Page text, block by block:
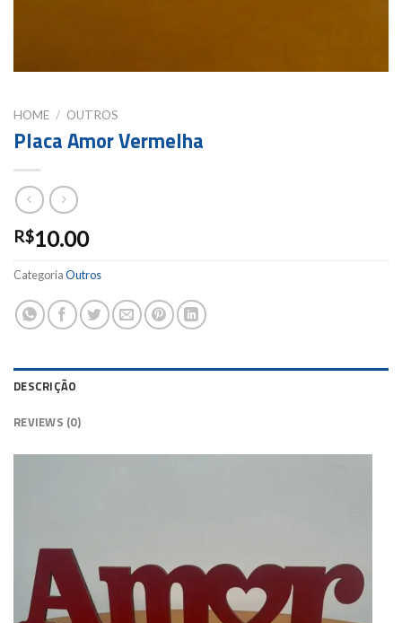
HOME / OUTROS
Placa Amor Vermelha
R$10.00
CategoriaOutros
DESCRIÇÃO
REVIEWS (0)